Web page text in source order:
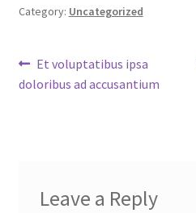
Category: Uncategorized
Post
navigation
Previous
post:
Et voluptatibus ipsa
doloribus ad accusantium
Leave a Reply